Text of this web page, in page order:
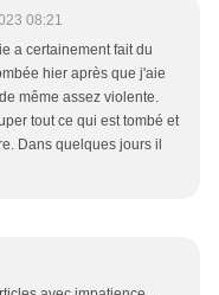
08:21
a certainement fait du
hier après que j'aie
même assez violente.
tout ce qui est tombé et
Dans quelques jours il